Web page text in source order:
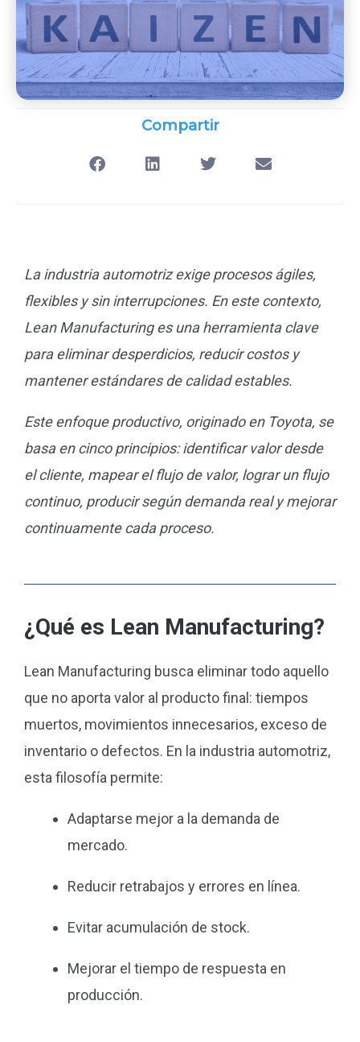
Compartir
La industria automotriz exige procesos ágiles,
flexibles y sin interrupciones. En este contexto,
Lean Manufacturing es una herramienta clave
para eliminar desperdicios, reducir costos y
mantener estándares de calidad estables.
Este enfoque productivo, originado en Toyota, se
basa en cinco principios: identificar valor desde
el cliente, mapear el flujo de valor, lograr un flujo
continuo, producir según demanda real y mejorar
continuamente cada proceso.
¿Qué es Lean Manufacturing?
Lean Manufacturing busca eliminar todo aquello
que no aporta valor al producto final: tiempos
muertos, movimientos innecesarios, exceso de
inventario o defectos. En la industria automotriz,
esta filosofía permite:
Adaptarse mejor a la demanda de
mercado.
Reducir retrabajos y errores en línea.
Evitar acumulación de stock.
Mejorar el tiempo de respuesta en
producción.